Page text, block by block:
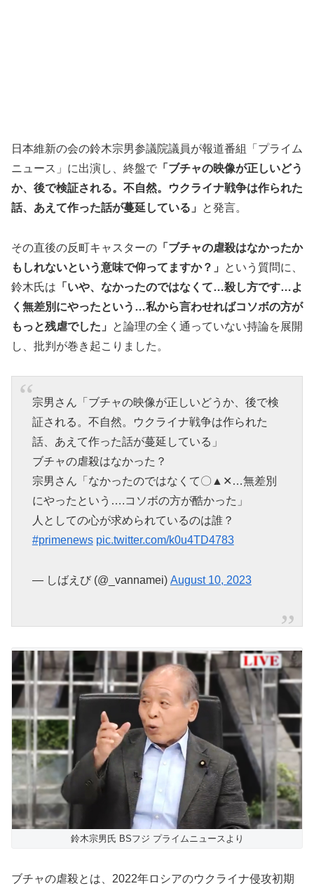
日本維新の会の鈴木宗男参議院議員が報道番組「プライム
ニュース」に出演し、終盤で 「ブチャの映像が正しいどう
か、後で検証される。不自然。ウクライナ戦争は作られた
話、あえて作った話が蔓延している」
と発言。
その直後の反町キャスターの 「ブチャの虐殺はなかったか
もしれないという意味で仰ってますか？」
という質問に、
鈴木氏は 「いや、なかったのではなくて…殺し方です…よ
く無差別にやったという…私から言わせればコソボの方が
もっと残虐でした」
と論理の全く通っていない持論を展開
し、批判が巻き起こりました。
宗男さん「ブチャの映像が正しいどうか、後で検
証される。不自然。ウクライナ戦争は作られた
話、あえて作った話が蔓延している」
ブチャの虐殺はなかった？
宗男さん「なかったのではなくて〇▲✕…無差別
にやったという….コソボの方が酷かった」
人としての心が求められているのは誰？
#primenews pic.twitter.com/k0u4TD4783
— しばえび (@_vannamei) August 10, 2023
鈴木宗男氏 BSフジ プライムニュースより
ブチャの虐殺とは、2022年ロシアのウクライナ侵攻初期